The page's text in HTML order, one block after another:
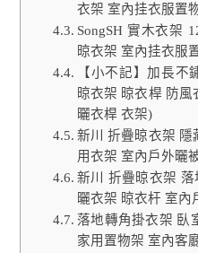
衣架 室內挂衣服置
SongSH 實木衣架
晾衣架 室內挂衣服
【小不記】加長不
晾衣架 晾衣桿 防
曬衣桿 衣架)
新川 折疊晾衣架 隱
用衣架 室內戶外曬
新川 折疊晾衣架
曬衣架 晾衣杆 室內
落地轉角掛衣架 臥
家用置物架 室內客